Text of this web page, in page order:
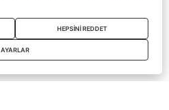
HEPSİNİ REDDET
AYARLAR